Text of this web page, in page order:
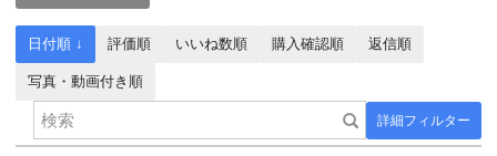
詳細フィルター
日付順 ↓ 評価順 いいね数順 購入確認順 返信順
写真・動画付き順